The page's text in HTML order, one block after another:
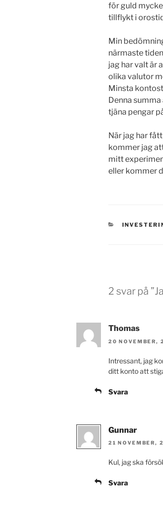
för guld
tillflykt i
Min
närmaste
jag har valt är
olika valutor
Minsta
Denna
tjäna pengar
När jag har
kommer jag
mitt
eller kommer
2 svar på
Thomas
20 NOVEMBER,
Intressant, jag
ditt konto att
Svara
Gunnar
21 NOVEMBER,
Kul, jag ska
Svara